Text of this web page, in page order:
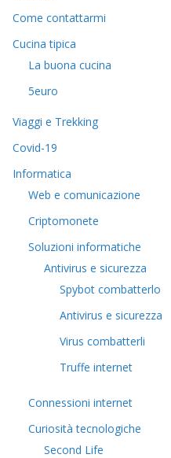
Come contattarmi
Cucina tipica
La buona cucina
5euro
Viaggi e Trekking
Covid-19
Informatica
Web e comunicazione
Criptomonete
Soluzioni informatiche
Antivirus e sicurezza
Spybot combatterlo
Antivirus e sicurezza
Virus combatterli
Truffe internet
Connessioni internet
Curiosità tecnologiche
​Second Life